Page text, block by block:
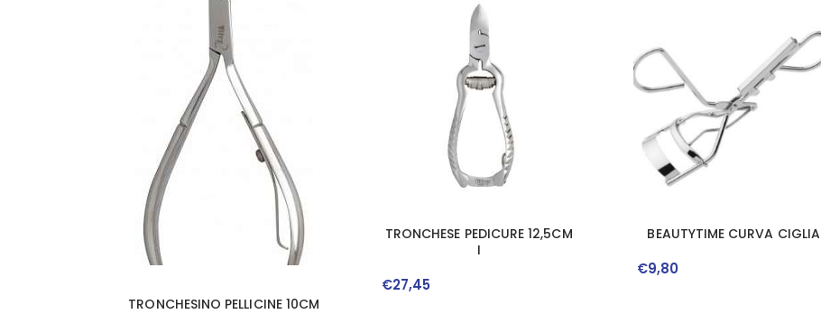
TRONCHESINO PELLICINE 10CM
TRONCHESE PEDICURE 12,5CM
I
€27,45
BEAUTYTIME CURVA CIGLIA
€9,80